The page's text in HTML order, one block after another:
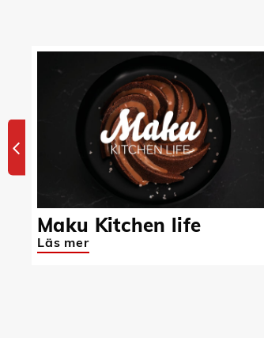
Maku Kitchen life
Läs mer